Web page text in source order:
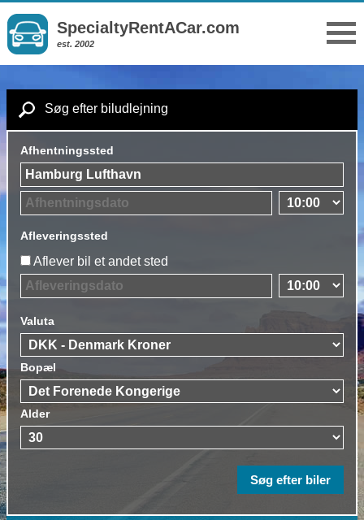
SpecialtyRentACar.com
est. 2002
Søg efter biludlejning
Afhentningssted
Afleveringssted
Aflever bil et andet sted
Valuta
Bopæl
Alder